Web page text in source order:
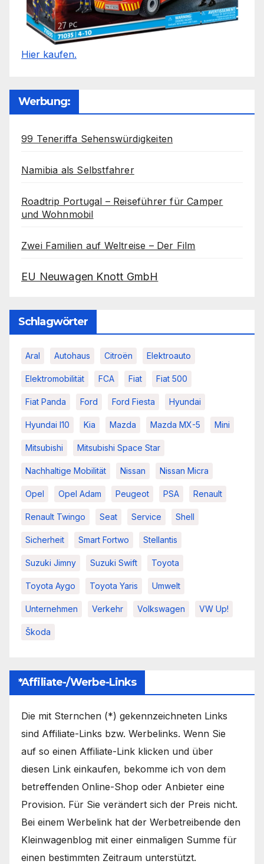
Hier kaufen.
Werbung:
99 Teneriffa Sehenswürdigkeiten
Namibia als Selbstfahrer
Roadtrip Portugal – Reiseführer für Camper
und Wohnmobil
Zwei Familien auf Weltreise – Der Film
EU Neuwagen Knott GmbH
Schlagwörter
Aral Autohaus Citroën Elektroauto
Elektromobilität FCA Fiat Fiat 500
Fiat Panda Ford Ford Fiesta Hyundai
Hyundai I10 Kia Mazda Mazda MX-5 Mini
Mitsubishi Mitsubishi Space Star
Nachhaltige Mobilität Nissan Nissan Micra
Opel Opel Adam Peugeot PSA Renault
Renault Twingo Seat Service Shell
Sicherheit Smart Fortwo Stellantis
Suzuki Jimny Suzuki Swift Toyota
Toyota Aygo Toyota Yaris Umwelt
Unternehmen Verkehr Volkswagen VW Up!
Škoda
*Affiliate-/Werbe-Links
Die mit Sternchen (*) gekennzeichneten Links
sind Affiliate-Links bzw. Werbelinks. Wenn Sie
auf so einen Affiliate-Link klicken und über
diesen Link einkaufen, bekomme ich von dem
betreffenden Online-Shop oder Anbieter eine
Provision. Für Sie verändert sich der Preis nicht.
Bei einem Werbelink hat der Werbetreibende den
Kleinwagenblog mit einer einmaligen Summe für
einen bestimmten Zeitraum unterstützt.